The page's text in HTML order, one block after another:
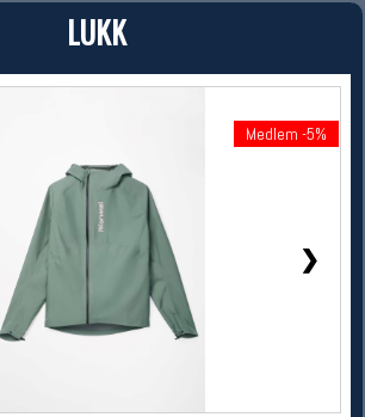
LUKK
❯
Medlem -5%
PRODUKT
Produkter (1)
Bruk filter til å spisse søket